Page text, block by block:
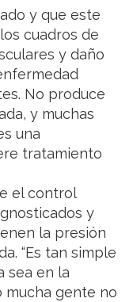
y que este
cuadros de
y daño
No produce
y muchas
una
tratamiento
el control
y
la presión
“Es tan simple
sea en la
mucha gente no